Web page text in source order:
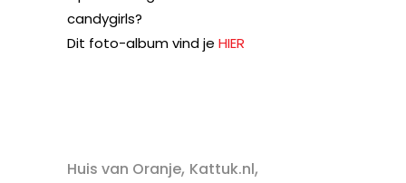
candygirls?
Dit foto-album vind je HIER
Huis van Oranje, Kattuk.nl,